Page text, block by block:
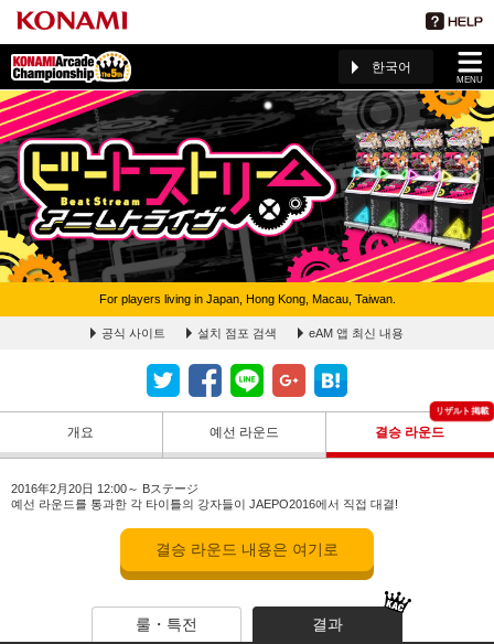
MENU
한국어
BeatStream アニムトライヴ 決勝ラウンドリザルトページ
(The 5th KAC)
For players living in Japan, Hong Kong, Macau, Taiwan.
공식 사이트 설치 점포 검색 eAM 앱 최신 내용
개요 예선 라운드 결승 라운드
2016年2月20日 12:00～ Bステージ
예선 라운드를 통과한 각 타이틀의 강자들이 JAEPO2016에서 직접 대결!
결승 라운드 내용은 여기로
룰・특전 결과